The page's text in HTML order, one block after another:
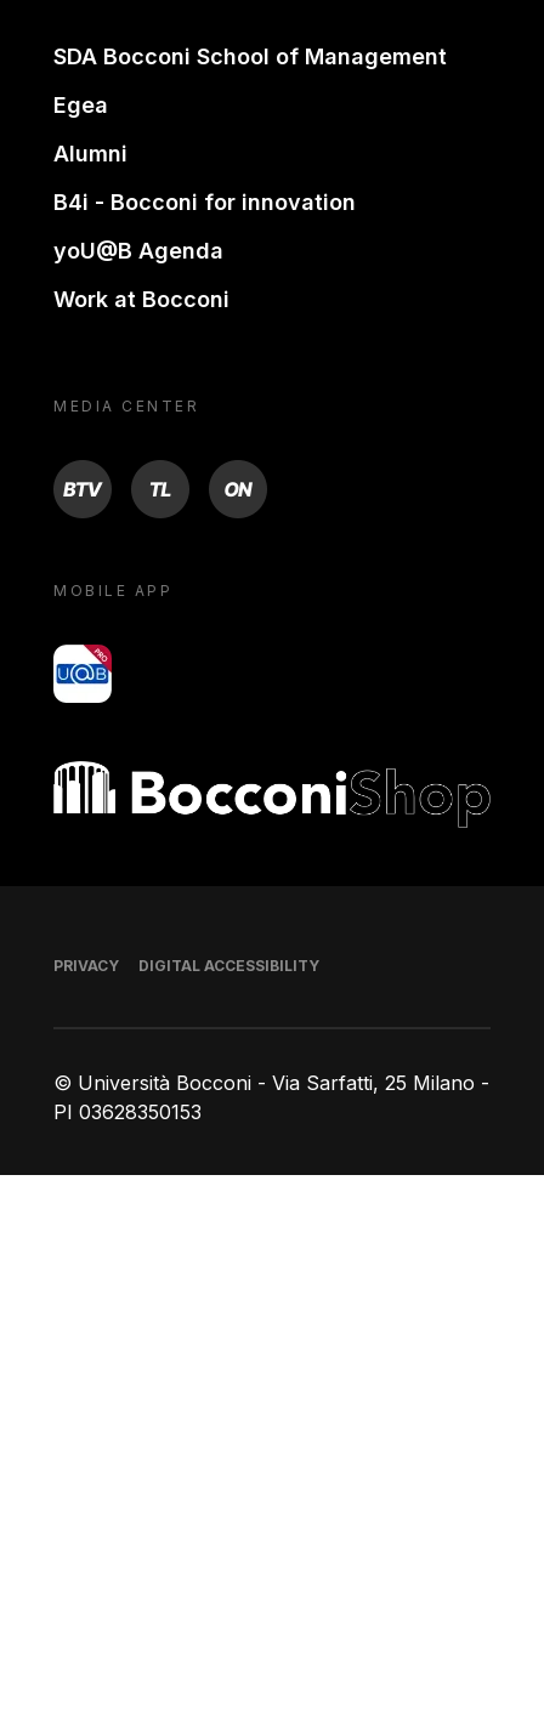
SDA Bocconi School of Management
Egea
Alumni
B4i - Bocconi for innovation
yoU@B Agenda
Work at Bocconi
MEDIA CENTER
BTV TL ON
MOBILE APP
yoU@B
Bocconi shop
© Università Bocconi - Via Sarfatti, 25 Milano -
PI 03628350153
Footer
PRIVACY DIGITAL ACCESSIBILITY